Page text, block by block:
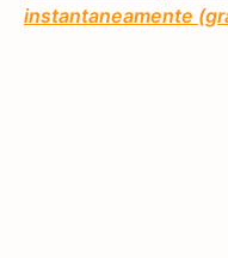
instantaneamente